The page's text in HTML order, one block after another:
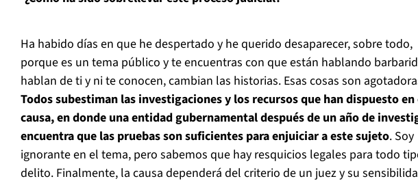
Ha habido días en que he despertado y he querido desaparecer, sobre todo,
porque es un tema público y te encuentras con que están hablando
hablan de ti y ni te conocen, cambian las historias. Esas cosas son
Todos subestiman las investigaciones y los recursos que han dispuesto en
causa, en donde una entidad gubernamental después de un año de
encuentra que las pruebas son suficientes para enjuiciar a este sujeto. Soy
ignorante en el tema, pero sabemos que hay resquicios legales para todo
delito. Finalmente, la causa dependerá del criterio de un juez y su